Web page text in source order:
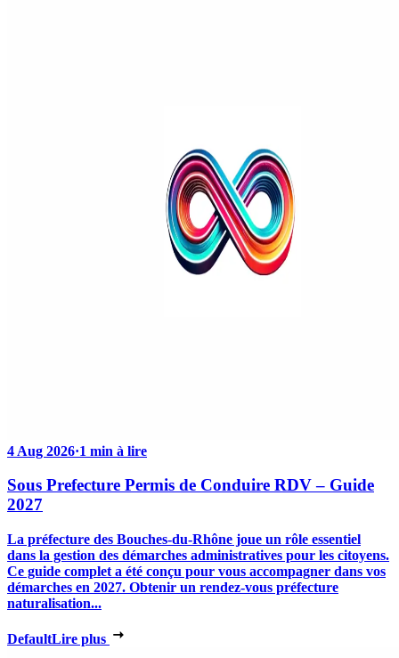
4 Aug 2026·1 min à lire
Sous Prefecture Permis de Conduire RDV – Guide
2027
La préfecture des Bouches-du-Rhône joue un rôle essentiel
dans la gestion des démarches administratives pour les citoyens.
Ce guide complet a été conçu pour vous accompagner dans vos
démarches en 2027. Obtenir un rendez-vous préfecture
naturalisation...
DefaultLire plus